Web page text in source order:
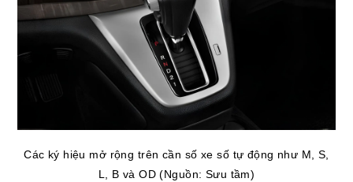
Các ký hiệu mở rộng trên cần số xe số tự động như M, S,
L, B và OD (Nguồn: Sưu tầm)